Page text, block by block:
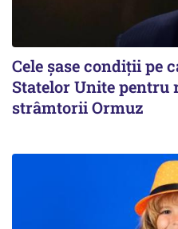
Cele șase condiții pe
Statelor Unite pentru
strâmtorii Ormuz